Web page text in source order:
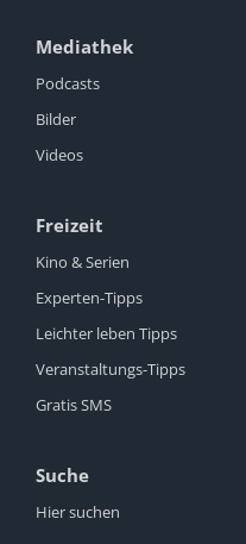
Mediathek
Podcasts
Bilder
Videos
Freizeit
Kino & Serien
Experten-Tipps
Leichter leben Tipps
Veranstaltungs-Tipps
Gratis SMS
Suche
Hier suchen